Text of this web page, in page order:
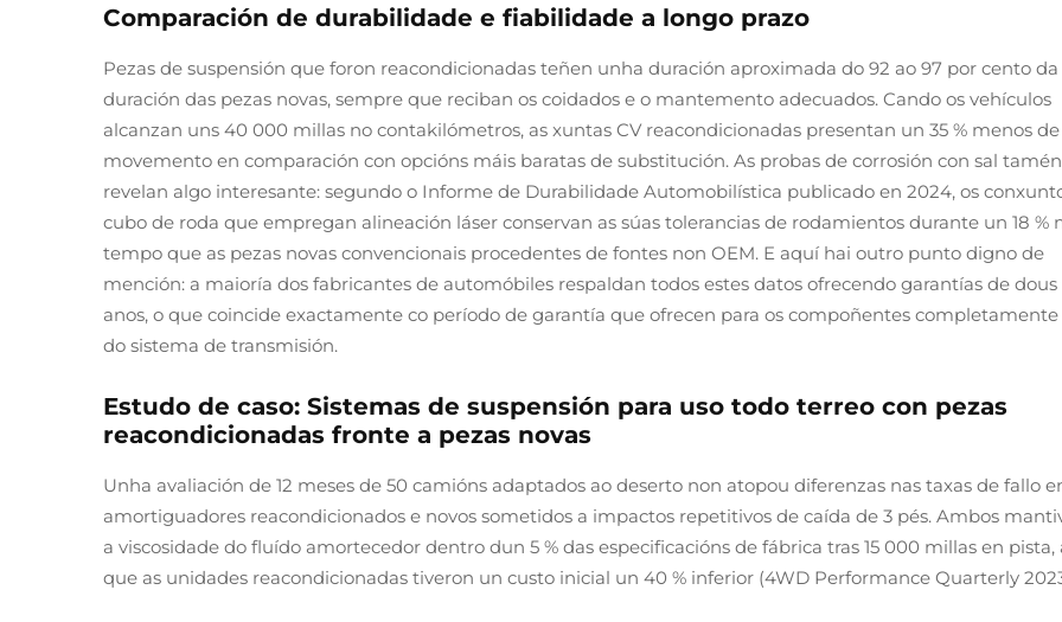
Comparación de durabilidade e fiabilidade a longo prazo
Pezas de suspensión que foron reacondicionadas teñen unha duración aproximada do 92 ao 97 por cento da
duración das pezas novas, sempre que reciban os coidados e o mantemento adecuados. Cando os vehículos
alcanzan uns 40 000 millas no contakilómetros, as xuntas CV reacondicionadas presentan un 35 % menos de
movemento en comparación con opcións máis baratas de substitución. As probas de corrosión con sal tamén
revelan algo interesante: segundo o Informe de Durabilidade Automobilística publicado en 2024, os
cubo de roda que empregan alineación láser conservan as súas tolerancias de rodamientos durante un 18 %
tempo que as pezas novas convencionais procedentes de fontes non OEM. E aquí hai outro punto digno de
mención: a maioría dos fabricantes de automóbiles respaldan todos estes datos ofrecendo garantías de dous
anos, o que coincide exactamente co período de garantía que ofrecen para os compoñentes completamente
do sistema de transmisión.
Estudo de caso: Sistemas de suspensión para uso todo terreo con pezas
reacondicionadas fronte a pezas novas
Unha avaliación de 12 meses de 50 camións adaptados ao deserto non atopou diferenzas nas taxas de fallo
amortiguadores reacondicionados e novos sometidos a impactos repetitivos de caída de 3 pés. Ambos
a viscosidade do fluído amortecedor dentro dun 5 % das especificacións de fábrica tras 15 000 millas en pista,
que as unidades reacondicionadas tiveron un custo inicial un 40 % inferior (4WD Performance Quarterly